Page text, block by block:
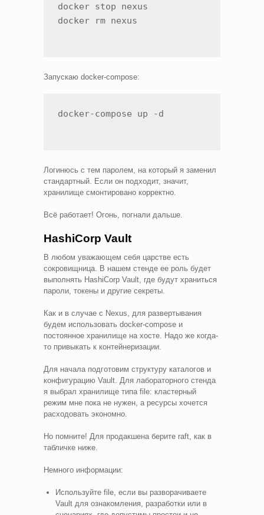
docker stop nexus
docker rm nexus
Запускаю docker-compose:
docker-compose up -d
Логинюсь с тем паролем, на который я заменил
стандартный. Если он подходит, значит,
хранилище смонтировано корректно.
Всё работает! Огонь, погнали дальше.
HashiCorp Vault
В любом уважающем себя царстве есть
сокровищница. В нашем стенде ее роль будет
выполнять HashiCorp Vault, где будут храниться
пароли, токены и другие секреты.
Как и в случае с Nexus, для развертывания
будем использовать docker-compose и
постоянное хранилище на хосте. Надо же когда-
то привыкать к контейнеризации.
Для начала подготовим структуру каталогов и
конфигурацию Vault. Для лабораторного стенда
я выбрал хранилище типа file: кластерный
режим мне пока не нужен, а ресурсы хочется
расходовать экономно.
Но помните! Для продакшена берите raft, как в
табличке ниже.
Немного информации:
Используйте file, если вы разворачиваете
Vault для ознакомления, разработки или в